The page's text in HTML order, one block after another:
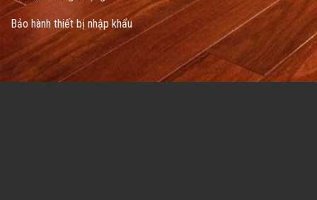
Bảo hành thiết bị nhập khẩu